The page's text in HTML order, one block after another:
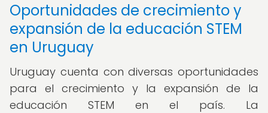
Oportunidades de crecimiento y
expansión de la educación STEM
en Uruguay
Uruguay cuenta con diversas oportunidades
para el crecimiento y la expansión de la
educación STEM en el país. La